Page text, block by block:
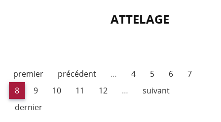
Philippot
ATTELAGE
premier précédent … 4 5 6
7
8
9 10 11 12 …
suivant
dernier